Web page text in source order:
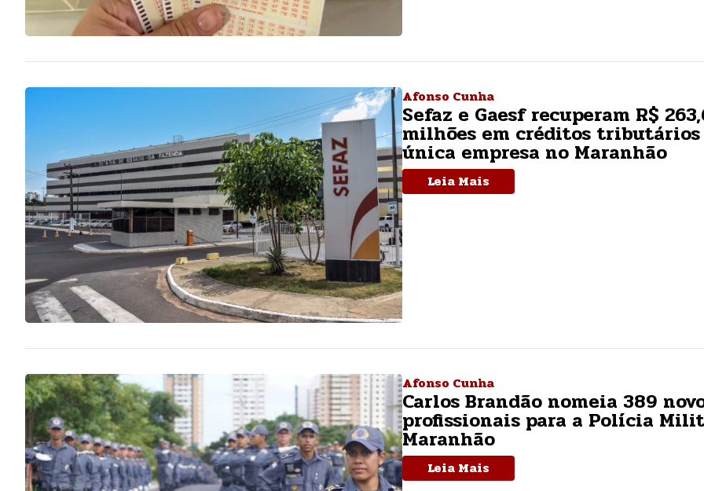
Afonso Cunha
Sefaz e Gaesf recuperam R$
milhões em créditos tributários
única empresa no Maranhão
Leia Mais
Afonso Cunha
Carlos Brandão nomeia 389
profissionais para a Polícia
Maranhão
Leia Mais